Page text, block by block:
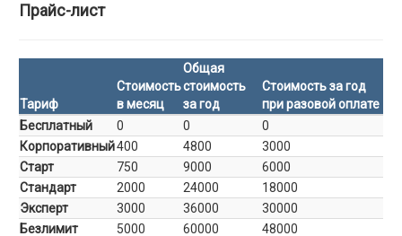
Прайс-лист
Тариф
Стоимость
в месяц
Общая
стоимость
за год
Стоимость за год
при разовой оплате
Бесплатный
0 0
0
Корпоративный400 4800
3000
Старт
750 9000
6000
Стандарт
2000 24000
18000
Эксперт
3000 36000
30000
Безлимит
5000 60000 48000